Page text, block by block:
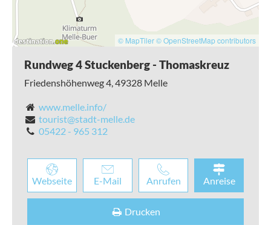
© MapTiler© OpenStreetMap contributors
Rundweg 4 Stuckenberg - Thomaskreuz
Friedenshöhenweg 4,49328 Melle
www.melle.info/
tourist@stadt-melle.de
05422 - 965 312
Webseite E-Mail Anrufen Anreise
Drucken